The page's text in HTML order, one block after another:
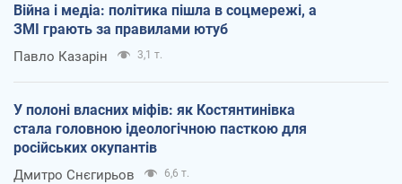
Війна і медіа: політика пішла в соцмережі, а
ЗМІ грають за правилами ютуб
Павло Казарін 3,1 т.
У полоні власних міфів: як Костянтинівка
стала головною ідеологічною пасткою для
російських окупантів
Дмитро Снєгирьов 6,6 т.